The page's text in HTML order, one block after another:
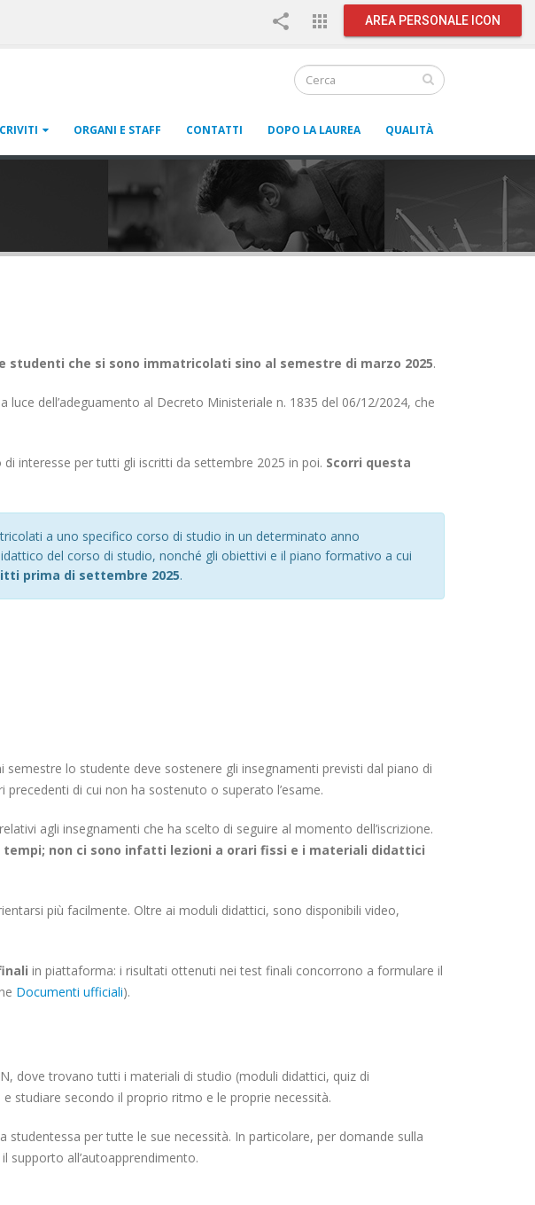
share apps AREA PERSONALE ICON
ORGANI E STAFF CONTATTI DOPO LA LAUREA QUALITÀ
studenti che si sono immatricolati sino al semestre di marzo 2025.
dell’adeguamento al Decreto Ministeriale n. 1835 del 06/12/2024, che
interesse per tutti gli iscritti da settembre 2025 in poi. Scorri questa
a uno specifico corso di studio in un determinato anno
del corso di studio, nonché gli obiettivi e il piano formativo a cui
prima di settembre 2025.
semestre lo studente deve sostenere gli insegnamenti previsti dal piano di
di cui non ha sostenuto o superato l’esame.
agli insegnamenti che ha scelto di seguire al momento dell’iscrizione.
non ci sono infatti lezioni a orari fissi e i materiali didattici
più facilmente. Oltre ai moduli didattici, sono disponibili video,
in piattaforma: i risultati ottenuti nei test finali concorrono a formulare il
Documenti ufficiali).
dove trovano tutti i materiali di studio (moduli didattici, quiz di
studiare secondo il proprio ritmo e le proprie necessità.
per tutte le sue necessità. In particolare, per domande sulla
supporto all’autoapprendimento.